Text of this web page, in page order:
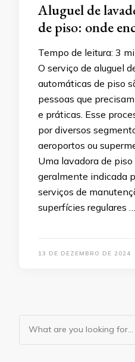
Aluguel de
de piso: onde
Tempo de leitura: 3
O serviço de aluguel
automáticas de piso
pessoas que
e práticas. Esse
por diversos
aeroportos ou
Uma lavadora de
geralmente indicada
serviços de
superfícies regulares …
13 DE DEZEMBRO DE 2024
Looking
for